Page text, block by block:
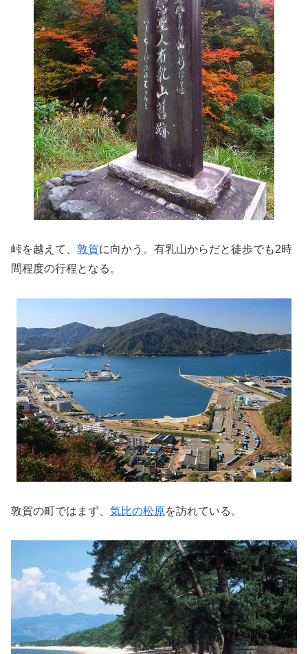
峠を越えて、 敦賀に向かう。有乳山からだと徒歩でも2時
間程度の行程となる。
敦賀の町ではまず、 気比の松原を訪れている。